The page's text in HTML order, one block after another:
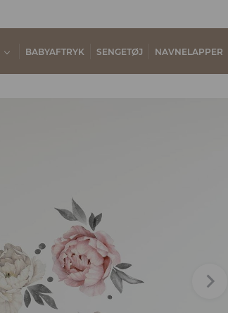
BABYAFTRYK SENGETØJ NAVNELAPPER